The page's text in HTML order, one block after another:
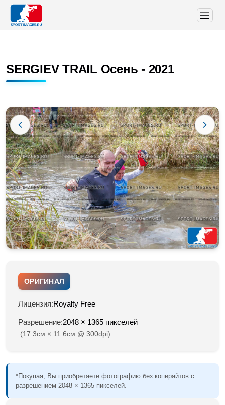
SERGIEV TRAIL Осень - 2021
ОРИГИНАЛ
Лицензия:Royalty Free
Разрешение:2048 × 1365 пикселей
(17.3см × 11.6см @ 300dpi)
*Покупая, Вы приобретаете фотографию без копирайтов с
разрешением 2048 × 1365 пикселей.